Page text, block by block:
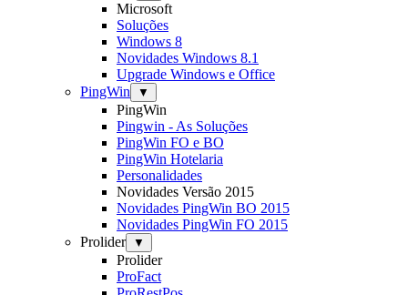
Microsoft
Soluções
Windows 8
Novidades Windows 8.1
Upgrade Windows e Office
PingWin
▼
PingWin
Pingwin - As Soluções
PingWin FO e BO
PingWin Hotelaria
Personalidades
Novidades Versão 2015
Novidades PingWin BO 2015
Novidades PingWin FO 2015
Prolider
▼
Prolider
ProFact